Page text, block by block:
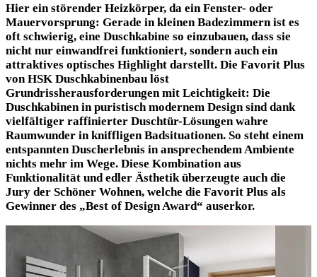
Hier ein störender Heizkörper, da ein Fenster- oder
Mauervorsprung: Gerade in kleinen Badezimmern ist es
oft schwierig, eine Duschkabine so einzubauen, dass sie
nicht nur einwandfrei funktioniert, sondern auch ein
attraktives optisches Highlight darstellt. Die Favorit Plus
von HSK Duschkabinenbau löst
Grundrissherausforderungen mit Leichtigkeit: Die
Duschkabinen in puristisch modernem Design sind dank
vielfältiger raffinierter Duschtür-Lösungen wahre
Raumwunder in kniffligen Badsituationen. So steht einem
entspannten Duscherlebnis in ansprechendem Ambiente
nichts mehr im Wege. Diese Kombination aus
Funktionalität und edler Ästhetik überzeugte auch die
Jury der Schöner Wohnen, welche die Favorit Plus als
Gewinner des „Best of Design Award“ auserkor.